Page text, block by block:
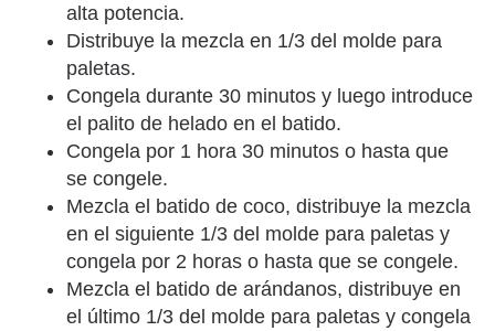
alta potencia.
Distribuye la mezcla en 1/3 del molde para
paletas.
Congela durante 30 minutos y luego introduce
el palito de helado en el batido.
Congela por 1 hora 30 minutos o hasta que
se congele.
Mezcla el batido de coco, distribuye la mezcla
en el siguiente 1/3 del molde para paletas y
congela por 2 horas o hasta que se congele.
Mezcla el batido de arándanos, distribuye en
el último 1/3 del molde para paletas y congela